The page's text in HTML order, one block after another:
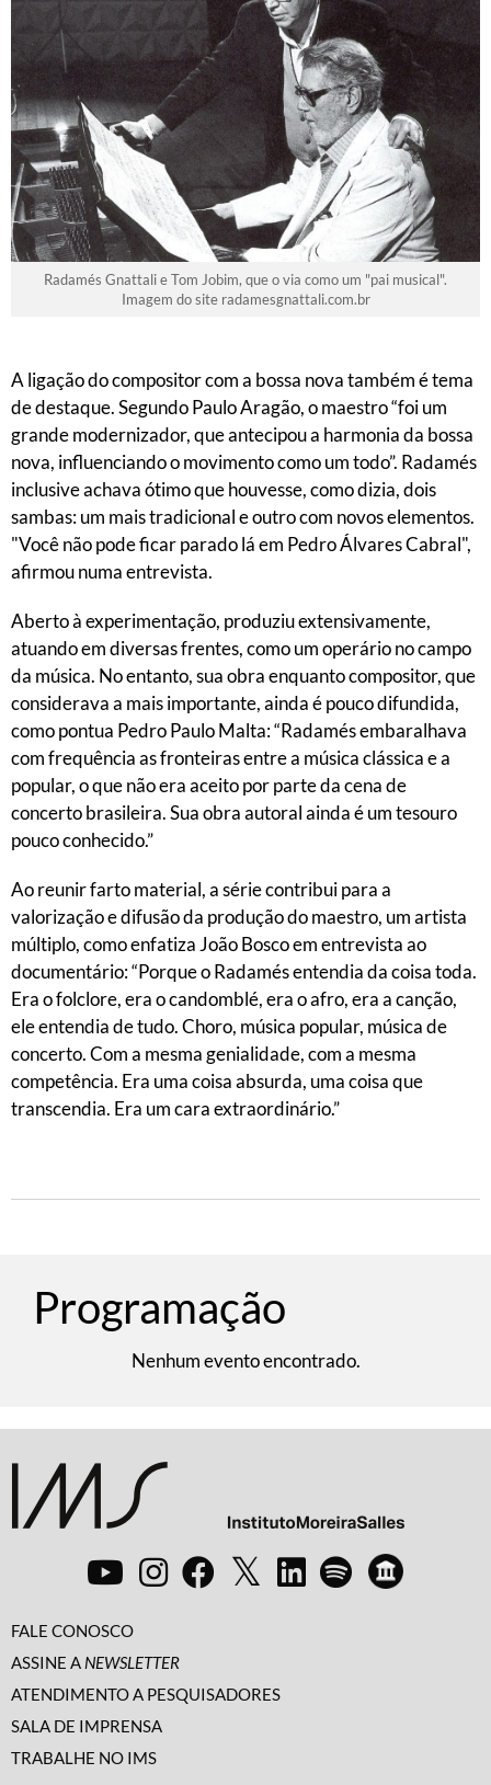
Radamés Gnattali e Tom Jobim, que o via como um "pai musical".
Imagem do site radamesgnattali.com.br
A ligação do compositor com a bossa nova também é tema
de destaque. Segundo Paulo Aragão, o maestro “foi um
grande modernizador, que antecipou a harmonia da bossa
nova, influenciando o movimento como um todo”. Radamés
inclusive achava ótimo que houvesse, como dizia, dois
sambas: um mais tradicional e outro com novos elementos.
"Você não pode ficar parado lá em Pedro Álvares Cabral",
afirmou numa entrevista.
Aberto à experimentação, produziu extensivamente,
atuando em diversas frentes, como um operário no campo
da música. No entanto, sua obra enquanto compositor, que
considerava a mais importante, ainda é pouco difundida,
como pontua Pedro Paulo Malta: “Radamés embaralhava
com frequência as fronteiras entre a música clássica e a
popular, o que não era aceito por parte da cena de
concerto brasileira. Sua obra autoral ainda é um tesouro
pouco conhecido.”
Ao reunir farto material, a série contribui para a
valorização e difusão da produção do maestro, um artista
múltiplo, como enfatiza João Bosco em entrevista ao
documentário: “Porque o Radamés entendia da coisa toda.
Era o folclore, era o candomblé, era o afro, era a canção,
ele entendia de tudo. Choro, música popular, música de
concerto. Com a mesma genialidade, com a mesma
competência. Era uma coisa absurda, uma coisa que
transcendia. Era um cara extraordinário.”
Programação
Nenhum evento encontrado.
FALE CONOSCO
ASSINE A NEWSLETTER
ATENDIMENTO A PESQUISADORES
SALA DE IMPRENSA
TRABALHE NO IMS